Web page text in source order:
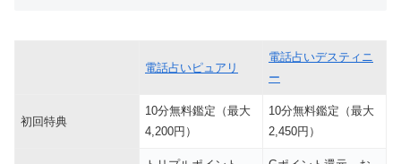
電話占いピュアリ
電話占いデスティニ
ー
初回特典
10分無料鑑定（最大
4,200円）
10分無料鑑定（最大
2,450円）